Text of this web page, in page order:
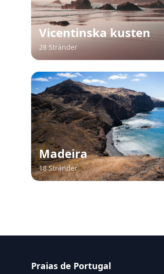
Vicentinska kusten
28 Stränder
Madeira
18 Stränder
Praias de Portugal